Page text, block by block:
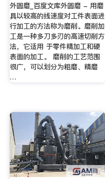
外圆磨_百度文库外圆磨 - 用磨
具以较高的线速度对工件表面进
行加工的方法称为磨削。磨削加
工是一种多刀多刃的高速切削方
法，它适用 于零件精加工和硬
表面的加工。 磨削的工艺范围
很广，可以划分为粗磨、精磨
…